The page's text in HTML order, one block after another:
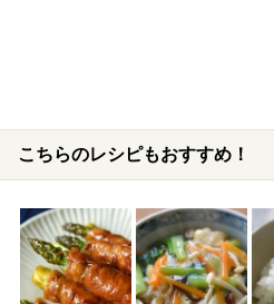
こちらのレシピもおすすめ！